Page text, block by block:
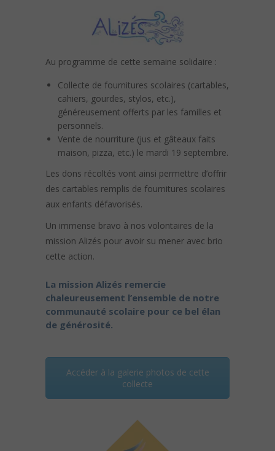
Au programme de cette semaine solidaire :
Collecte de fournitures scolaires (cartables,
cahiers, gourdes, stylos, etc.),
généreusement offerts par les familles et
personnels.
Vente de nourriture (jus et gâteaux faits
maison, pizza, etc.) le mardi 19 septembre.
Les dons récoltés vont ainsi permettre d’offrir
des cartables remplis de fournitures scolaires
aux enfants défavorisés.
Un immense bravo à nos volontaires de la
mission Alizés pour avoir su mener avec brio
cette action.
La mission Alizés remercie
chaleureusement l’ensemble de notre
communauté scolaire pour ce bel élan
de générosité.
Accéder à la galerie photos de cette
collecte